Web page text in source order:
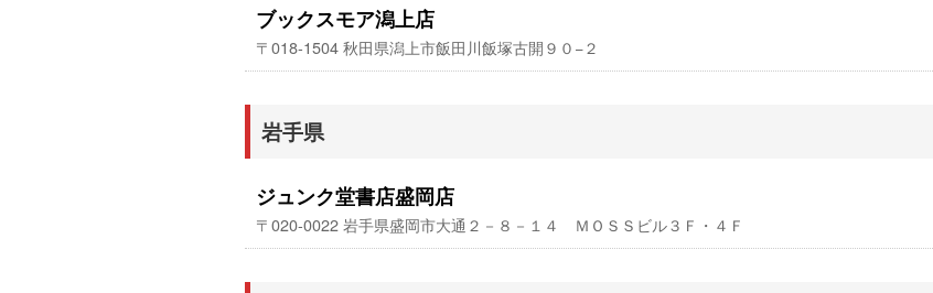
ブックスモア潟上店
〒018-1504 秋田県潟上市飯田川飯塚古開９０−２
岩手県
ジュンク堂書店盛岡店
〒020-0022 岩手県盛岡市大通２－８－１４ ＭＯＳＳビル３Ｆ・４Ｆ